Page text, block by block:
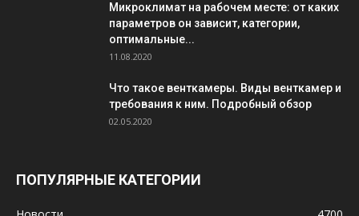
Микроклимат на рабочем месте: от каких
параметров он зависит, категории,
оптимальные...
11.08.2020
Что такое венткамеры. Виды венткамер и
требования к ним. Подробный обзор
02.05.2020
ПОПУЛЯРНЫЕ КАТЕГОРИИ